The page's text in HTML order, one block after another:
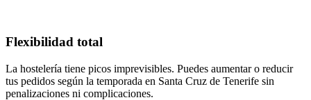
Flexibilidad total
La hostelería tiene picos imprevisibles. Puedes aumentar o reducir
tus pedidos según la temporada en Santa Cruz de Tenerife sin
penalizaciones ni complicaciones.